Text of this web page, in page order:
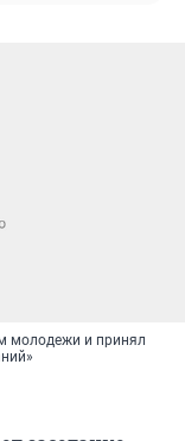
молодежи и принял